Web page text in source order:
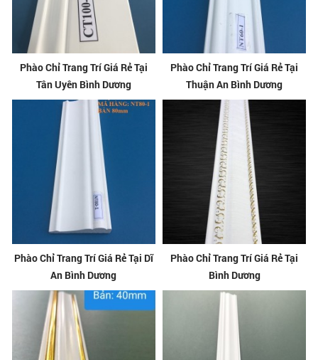
Phào Chỉ Trang Trí Giá Rẻ Tại
Tân Uyên Bình Dương
Phào Chỉ Trang Trí Giá Rẻ Tại
Thuận An Bình Dương
Phào Chỉ Trang Trí Giá Rẻ Tại Dĩ
An Bình Dương
Phào Chỉ Trang Trí Giá Rẻ Tại
Bình Dương